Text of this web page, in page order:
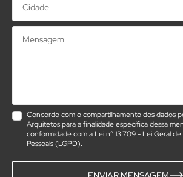
Mensagem
Concordo com o compartilhamento dos dados
Arquitetos para a finalidade específica dessa
conformidade com a Lei n° 13.709 - Lei Geral
Pessoais (LGPD).